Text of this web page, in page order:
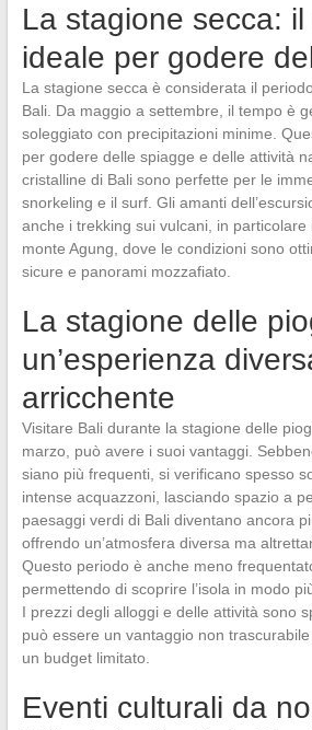
La stagione secca:
ideale per godere
La stagione secca è considerata il
Bali. Da maggio a settembre, il tempo è
soleggiato con precipitazioni minime.
per godere delle spiagge e delle attività
cristalline di Bali sono perfette per le
snorkeling e il surf. Gli amanti
anche i trekking sui vulcani, in particolare
monte Agung, dove le condizioni sono
sicure e panorami mozzafiato.
La stagione delle
un’esperienza
arricchente
Visitare Bali durante la stagione delle
marzo, può avere i suoi vantaggi.
siano più frequenti, si verificano spesso
intense acquazzoni, lasciando spazio a
paesaggi verdi di Bali diventano ancora
offrendo un’atmosfera diversa ma
Questo periodo è anche meno
permettendo di scoprire l’isola in modo
I prezzi degli alloggi e delle attività sono
può essere un vantaggio non
un budget limitato.
Eventi culturali da